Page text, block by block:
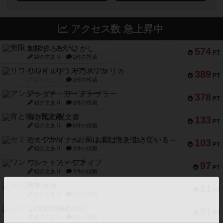
アクセス数 急上昇中
574 PT
無限まちがいさがし
紹介文あり 2件の投稿
389 PT
リワイルド：サウスアメリカ
2件の投稿
378 PT
アンダー・ザ・テーブラー
紹介文あり 1件の投稿
133 PT
宵と暁の呪文書
紹介文あり 8件の投稿
103 PT
セミファイナル ～お前はまだ生きている～
紹介文あり 1件の投稿
97 PT
ワン・トゥ・ファイブ
紹介文あり 1件の投稿
PT
PT